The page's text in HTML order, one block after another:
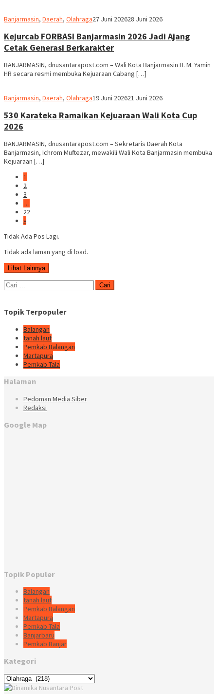
Banjarmasin, Daerah, OlahragaRedaksi
27 Juni 202628 Juni 2026
Kejurcab FORBASI Banjarmasin 2026 Jadi Ajang
Cetak Generasi Berkarakter
BANJARMASIN, dnusantarapost.com – Wali Kota Banjarmasin H. M. Yamin
HR secara resmi membuka Kejuaraan Cabang […]
Banjarmasin, Daerah, OlahragaRedaksi
19 Juni 202621 Juni 2026
530 Karateka Ramaikan Kejuaraan Wali Kota Cup
2026
BANJARMASIN, dnusantarapost.com – Sekretaris Daerah Kota
Banjarmasin, Ichrom Muftezar, mewakili Wali Kota Banjarmasin membuka
Kejuaraan […]
1
2
3
…
22
»
Tidak Ada Pos Lagi.
Tidak ada laman yang di load.
Lihat Lainnya
Cari
untuk:
Topik Terpopuler
Balangan
tanah laut
Pemkab Balangan
Martapura
Pemkab Tala
Halaman
Pedoman Media Siber
Redaksi
Google Map
Topik Populer
Balangan
tanah laut
Pemkab Balangan
Martapura
Pemkab Tala
Banjarbaru
Pemkab Banjar
Kategori
Kategori